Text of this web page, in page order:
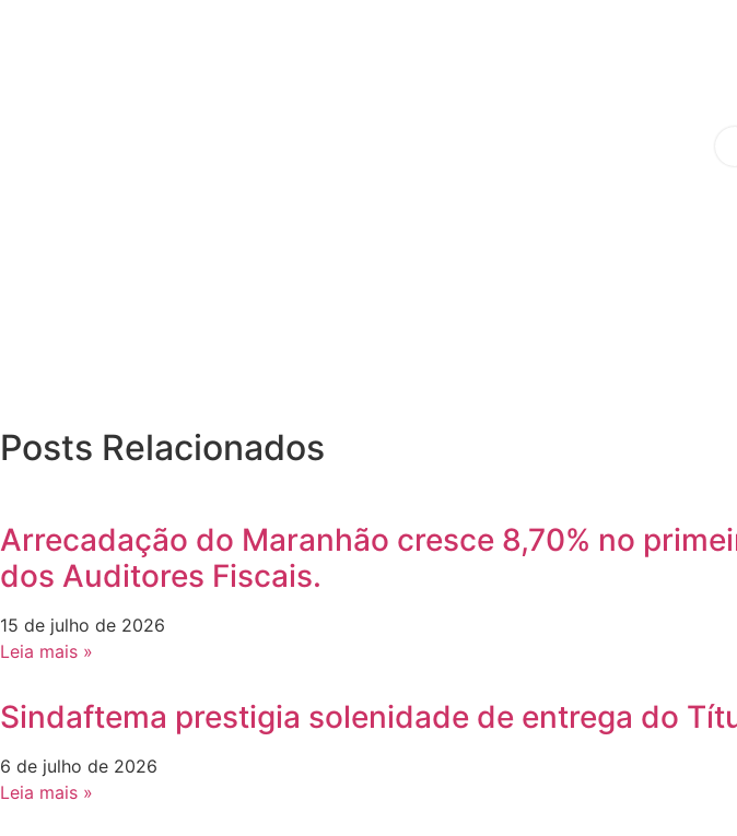
Posts Relacionados
Arrecadação do Maranhão cresce 8,70% no
dos Auditores Fiscais.
15 de julho de 2026
Leia mais »
Sindaftema prestigia solenidade de entrega do
6 de julho de 2026
Leia mais »